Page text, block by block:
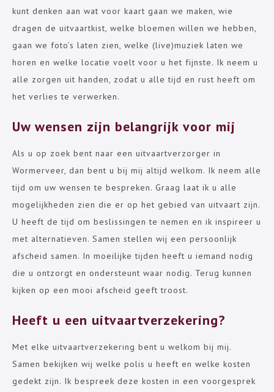
kunt denken aan wat voor kaart gaan we maken, wie
dragen de uitvaartkist, welke bloemen willen we hebben,
gaan we foto’s laten zien, welke (live)muziek laten we
horen en welke locatie voelt voor u het fijnste. Ik neem u
alle zorgen uit handen, zodat u alle tijd en rust heeft om
het verlies te verwerken.
Uw wensen zijn belangrijk voor mij
Als u op zoek bent naar een uitvaartverzorger in
Wormerveer, dan bent u bij mij altijd welkom. Ik neem alle
tijd om uw wensen te bespreken. Graag laat ik u alle
mogelijkheden zien die er op het gebied van uitvaart zijn.
U heeft de tijd om beslissingen te nemen en ik inspireer u
met alternatieven. Samen stellen wij een persoonlijk
afscheid samen. In moeilijke tijden heeft u iemand nodig
die u ontzorgt en ondersteunt waar nodig. Terug kunnen
kijken op een mooi afscheid geeft troost.
Heeft u een uitvaartverzekering?
Met elke uitvaartverzekering bent u welkom bij mij.
Samen bekijken wij welke polis u heeft en welke kosten
gedekt zijn. Ik bespreek deze kosten in een voorgesprek